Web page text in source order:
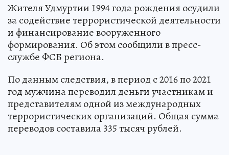
Жителя Удмуртии 1994 года рождения осудили
за содействие террористической деятельности
и финансирование вооруженного
формирования. Об этом сообщили в пресс-
службе ФСБ региона.
По данным следствия, в период с 2016 по 2021
год мужчина переводил деньги участникам и
представителям одной из международных
террористических организаций. Общая сумма
переводов составила 335 тысяч рублей.